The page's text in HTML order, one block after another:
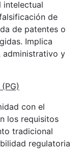
intelectual
de
de patentes o
Implica
administrativo y
con el
los requisitos
tradicional
regulatoria